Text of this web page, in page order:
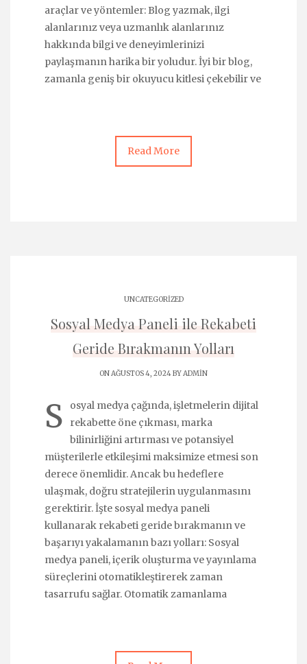
araçlar ve yöntemler: Blog yazmak, ilgi
alanlarınız veya uzmanlık alanlarınız
hakkında bilgi ve deneyimlerinizi
paylaşmanın harika bir yoludur. İyi bir blog,
zamanla geniş bir okuyucu kitlesi çekebilir ve
Read More
UNCATEGORIZED
Sosyal Medya Paneli ile Rekabeti
Geride Bırakmanın Yolları
ON AĞUSTOS 4, 2024 BYADMIN
S
osyal medya çağında, işletmelerin dijital
rekabette öne çıkması, marka
bilinirliğini artırması ve potansiyel
müşterilerle etkileşimi maksimize etmesi son
derece önemlidir. Ancak bu hedeflere
ulaşmak, doğru stratejilerin uygulanmasını
gerektirir. İşte sosyal medya paneli
kullanarak rekabeti geride bırakmanın ve
başarıyı yakalamanın bazı yolları: Sosyal
medya paneli, içerik oluşturma ve yayınlama
süreçlerini otomatikleştirerek zaman
tasarrufu sağlar. Otomatik zamanlama